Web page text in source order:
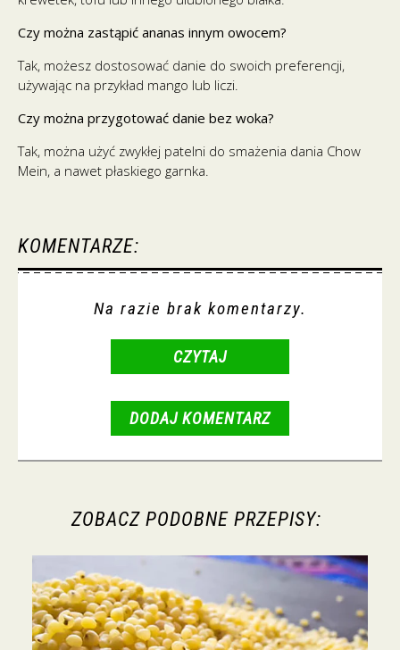
Czy można zastąpić ananas innym owocem?
Tak, możesz dostosować danie do swoich preferencji,
używając na przykład mango lub liczi.
Czy można przygotować danie bez woka?
Tak, można użyć zwykłej patelni do smażenia dania Chow
Mein, a nawet płaskiego garnka.
KOMENTARZE:
Na razie brak komentarzy.
CZYTAJ
DODAJ KOMENTARZ
ZOBACZ PODOBNE PRZEPISY: